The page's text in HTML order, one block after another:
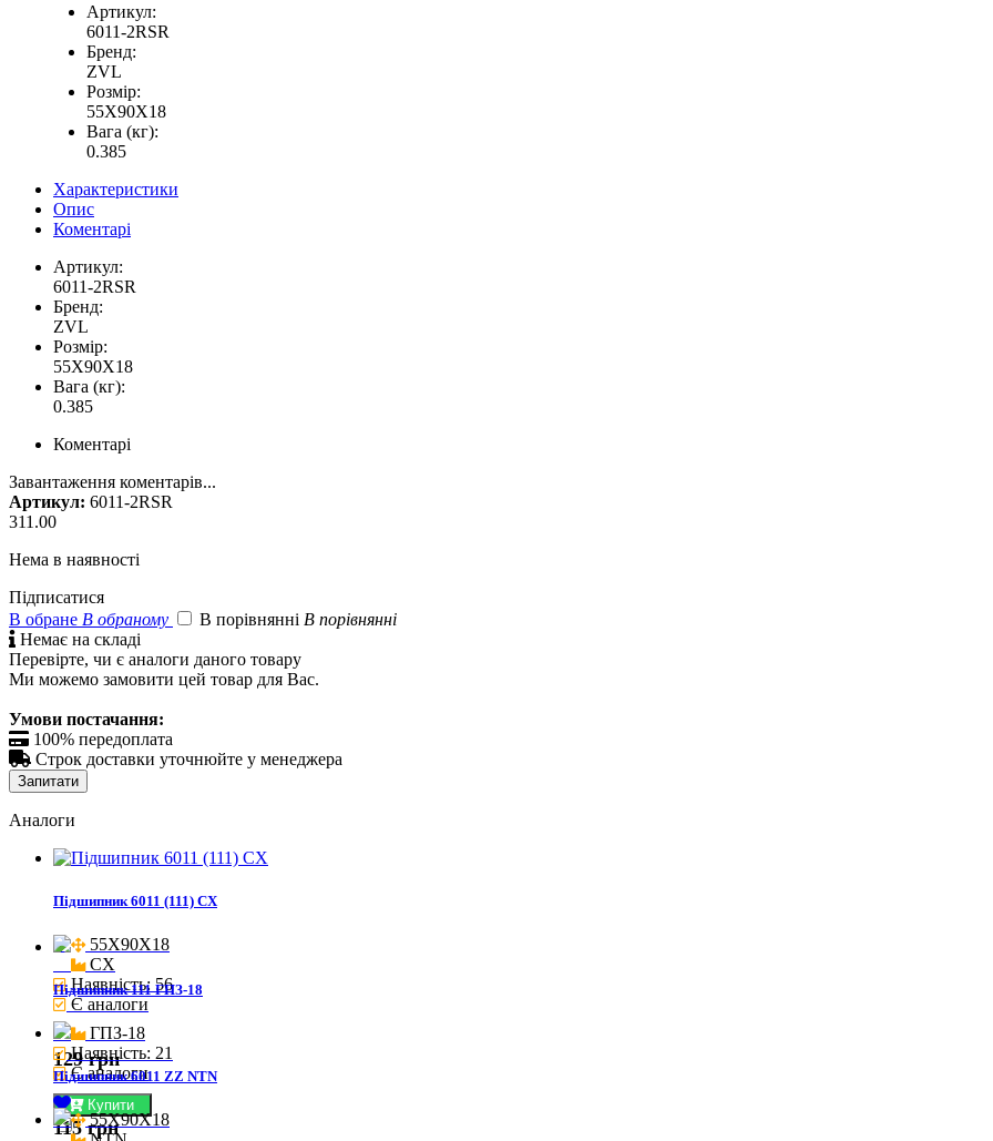
Артикул:
6011-2RSR
Бренд:
ZVL
Розмір:
55X90X18
Вага (кг):
0.385
Характеристики
Опис
Коментарі
Артикул:
6011-2RSR
Бренд:
ZVL
Розмір:
55X90X18
Вага (кг):
0.385
Коментарі
Завантаження коментарів...
Артикул: 6011-2RSR
311.00
Нема в наявності
Підписатися
В обране В обраному В порівнянні В порівнянні
 Немає на складі
Перевірте, чи є аналоги даного товару
Ми можемо замовити цей товар для Вас.
Умови постачання:
 100% передоплата
 Строк доставки уточнюйте у менеджера
Запитати
Аналоги
Підшипник 6011 (111) CX
55X90X18
CX
Наявність: 56
Є аналоги
129 грн
Купити
Підшипник 111 ГПЗ-18
ГПЗ-18
Наявність: 21
Є аналоги
115 грн
Підшипник 6011 ZZ NTN
55X90X18